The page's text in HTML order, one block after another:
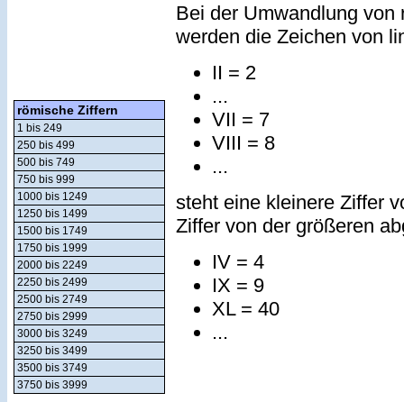
römische Ziffern
1 bis 249
250 bis 499
500 bis 749
750 bis 999
1000 bis 1249
1250 bis 1499
1500 bis 1749
1750 bis 1999
2000 bis 2249
2250 bis 2499
2500 bis 2749
2750 bis 2999
3000 bis 3249
3250 bis 3499
3500 bis 3749
3750 bis 3999
Bei der Umwandlung von
werden die Zeichen von
II = 2
...
VII = 7
VIII = 8
...
steht eine kleinere Ziffer
Ziffer von der größeren
IV = 4
IX = 9
XL = 40
...